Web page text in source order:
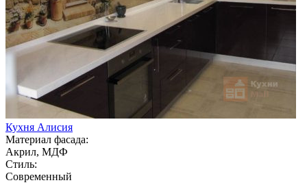
Кухня Алисия
Материал фасада:
Акрил, МДФ
Стиль:
Современный